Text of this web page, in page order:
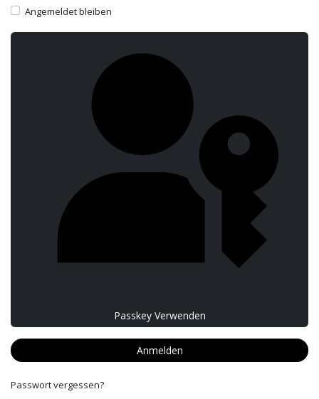
Angemeldet bleiben
Passkey Verwenden
Anmelden
Passwort vergessen?